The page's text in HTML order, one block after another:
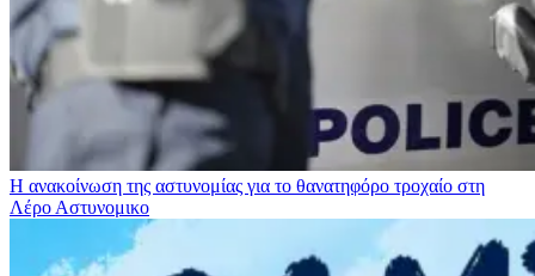
Η ανακοίνωση της αστυνομίας για το θανατηφόρο τροχαίο στη
Λέρο Αστυνομικο